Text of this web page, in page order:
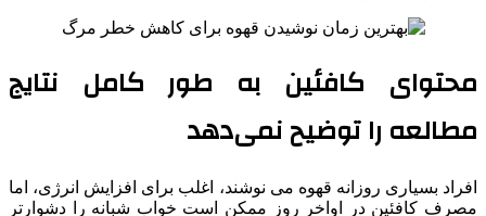
محتوای کافئین به طور کامل نتایج
مطالعه را توضیح نمی‌دهد
افراد بسیاری روزانه قهوه می نوشند، اغلب برای افزایش انرژی، اما
مصرف کافئین در اواخر روز ممکن است خواب شبانه را دشوارتر